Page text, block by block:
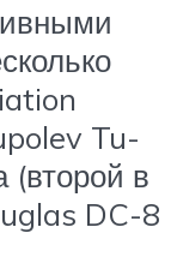
Tu-
(второй в
DC-8